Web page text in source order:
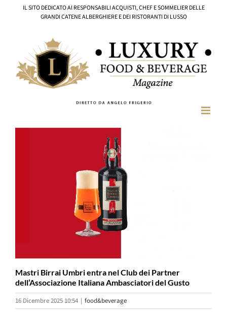
IL SITO DEDICATO AI RESPONSABILI ACQUISTI, CHEF E SOMMELIER DELLE
GRANDI CATENE ALBERGHIERE E DEI RISTORANTI DI LUSSO
Ingrandisci
Mastri Birrai Umbri entra nel Club dei Partner
dell’Associazione Italiana Ambasciatori del Gusto
16 Dicembre 2025 10:54 | food&beverage